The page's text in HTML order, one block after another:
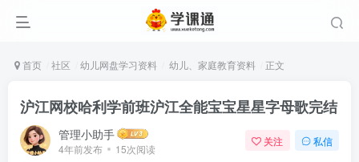
首页 社区 幼儿网盘学习资料 幼儿、家庭教育资料 正文
沪江网校哈利学前班沪江全能宝宝星星字母歌完结
管理小助手
4年前发布 15次阅读
关注 私信